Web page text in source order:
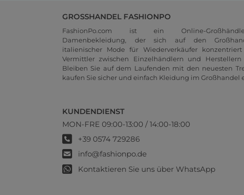
GROSSHANDEL FASHIONPO
FashionPo.com ist ein Online-
Damenbekleidung, der sich auf den
italienischer Mode für Wiederverkäufer
Vermittler zwischen Einzelhändlern und Herstellern
Bleiben Sie auf dem Laufenden mit den neuesten
kaufen Sie sicher und einfach Kleidung im Großhandel
KUNDENDIENST
MON-FRE 09:00-13:00 / 14:00-18:00
+39 0574 729286
info@fashionpo.de
Kontaktieren Sie uns über WhatsApp